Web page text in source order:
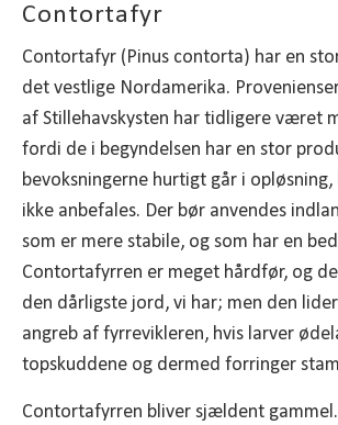
Contortafyr
Contortafyr (Pinus contorta) har en
det vestlige Nordamerika.
af Stillehavskysten har tidligere været
fordi de i begyndelsen har en stor
bevoksningerne hurtigt går i
ikke anbefales. Der bør anvendes
som er mere stabile, og som har en
Contortafyrren er meget hårdfør, og
den dårligste jord, vi har; men den
angreb af fyrrevikleren, hvis larver
topskuddene og dermed forringer
Contortafyrren bliver sjældent